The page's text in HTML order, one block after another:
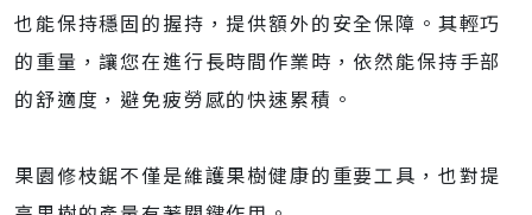
也能保持穩固的握持，提供額外的安全保障。其輕巧
的重量，讓您在進行長時間作業時，依然能保持手部
的舒適度，避免疲勞感的快速累積。
果園修枝鋸不僅是維護果樹健康的重要工具，也對提